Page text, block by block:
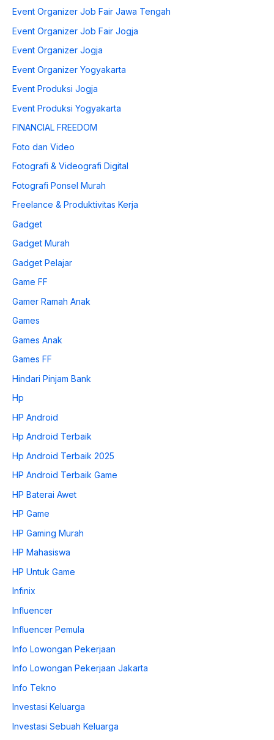
Event Organizer Job Fair Jawa Tengah
Event Organizer Job Fair Jogja
Event Organizer Jogja
Event Organizer Yogyakarta
Event Produksi Jogja
Event Produksi Yogyakarta
FINANCIAL FREEDOM
Foto dan Video
Fotografi & Videografi Digital
Fotografi Ponsel Murah
Freelance & Produktivitas Kerja
Gadget
Gadget Murah
Gadget Pelajar
Game FF
Gamer Ramah Anak
Games
Games Anak
Games FF
Hindari Pinjam Bank
Hp
HP Android
Hp Android Terbaik
Hp Android Terbaik 2025
HP Android Terbaik Game
HP Baterai Awet
HP Game
HP Gaming Murah
HP Mahasiswa
HP Untuk Game
Infinix
Influencer
Influencer Pemula
Info Lowongan Pekerjaan
Info Lowongan Pekerjaan Jakarta
Info Tekno
Investasi Keluarga
Investasi Sebuah Keluarga